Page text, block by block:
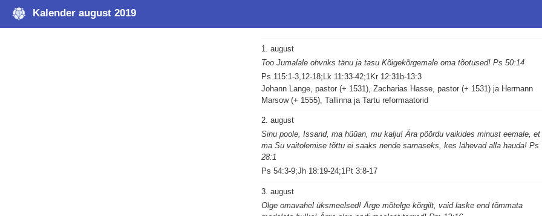
Kalender august 2019
1. august
Too Jumalale ohvriks tänu ja tasu Kõigekõrgemale oma tõotused! Ps 50:14
Ps 115:1-3,12-18;Lk 11:33-42;1Kr 12:31b-13:3
Johann Lange, pastor (+ 1531), Zacharias Hasse, pastor (+ 1531) ja Hermann
Marsow (+ 1555), Tallinna ja Tartu reformaatorid
2. august
Sinu poole, Issand, ma hüüan, mu kalju! Ära pöördu vaikides minust eemale, et
ma Su vaitolemise tõttu ei saaks nende sarnaseks, kes lähevad alla hauda! Ps
28:1
Ps 54:3-9;Jh 18:19-24;1Pt 3:8-17
3. august
Olge omavahel üksmeelsed! Ärge mõtelge kõrgilt, vaid laske end tõmmata